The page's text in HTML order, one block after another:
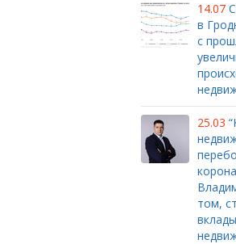
14.07
в
с
25.03
том,